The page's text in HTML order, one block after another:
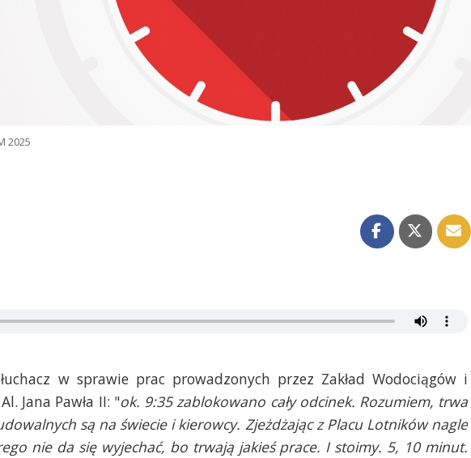
2025
w sprawie prac prowadzonych przez Zakład Wodociągów i
Jana Pawła II: "ok. 9:35 zablokowano cały odcinek. Rozumiem, trwa
są na świecie i kierowcy. Zjeżdżając z Placu Lotników nagle
nie da się wyjechać, bo trwają jakieś prace. I stoimy. 5, 10 minut.